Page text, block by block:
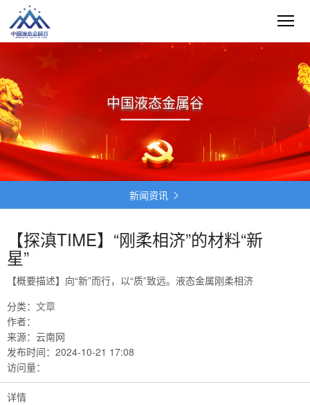
中国液态金属谷
新闻资讯 
【探滇TIME】“刚柔相济”的材料“新
星”
【概要描述】 向“新”而行，以“质”致远。液态金属刚柔相济
分类： 文章
作者：
来源： 云南网
发布时间： 2024-10-21 17:08
访问量：
详情